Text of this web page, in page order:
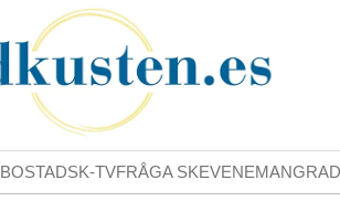
BOSTADSK-TVFRÅGA SKEVENEMANG